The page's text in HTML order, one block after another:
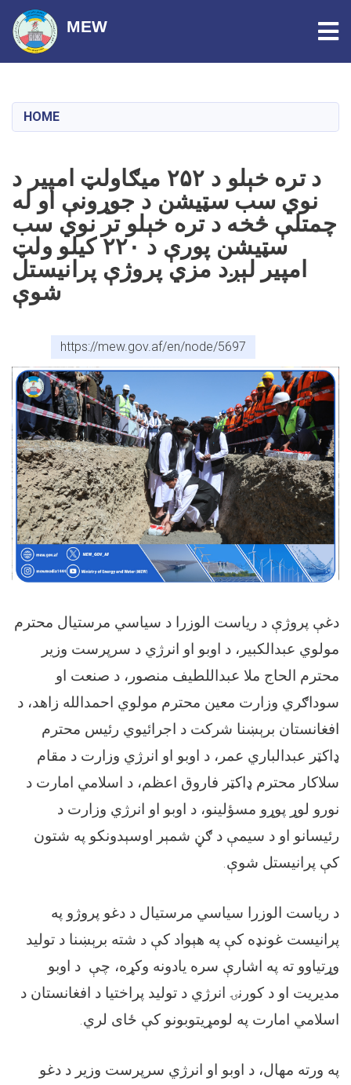
content
MEW
HOME
د تره خېلو د ۲۵۲ میګاولټ امپیر د
نوي سب سټیشن د جوړونې او له
چمتلې څخه د تره خېلو تر نوي سب
سټیشن پورې د ۲۲۰ کیلو ولټ
امپیر لېږد مزي پروژې پرانیستل
شوې
https://mew.gov.af/en/node/5697
دغې پروژې د ریاست الوزرا د سیاسي مرستیال محترم
مولوي عبدالکبیر، د اوبو او انرژي د سرپرست وزیر
محترم الحاج ملا عبداللطیف منصور، د صنعت او
سوداګري وزارت معین محترم مولوي احمدالله زاهد، د
افغانستان برېښنا شرکت د اجرائيوي رئيس محترم
ډاکټر عبدالباري عمر، د اوبو او انرژي وزارت د مقام
سلاکار محترم ډاکټر فاروق اعظم، د اسلامي امارت د
نورو لوړ پوړو مسؤلینو، د اوبو او انرژي وزارت د
رئيسانو او د سیمې د ګڼ شمېر اوسېدونکو په شتون
کې پرانیستل شوې.
د ریاست الوزرا سیاسي مرستیال د دغو پروژو په
پرانیست غونډه کې په هېواد کې د شته برېښنا د تولید
وړتیاوو ته په اشارې سره یادونه وکړه، چې د اوبو
مدیریت او د کورنۍ انرژي د تولید پراختیا د افغانستان د
اسلامي امارت په لومړیتوبونو کې ځای لري.
په ورته مهال، د اوبو او انرژي سرپرست وزیر د دغو